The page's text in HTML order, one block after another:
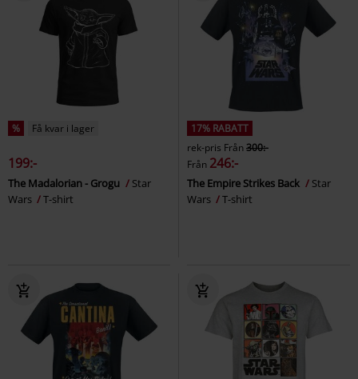
% Få kvar i lager
199:-
The Madalorian - Grogu
Star
Wars
T-shirt
17% RABATT
rek-pris Från300:-
Från 246:-
The Empire Strikes Back
Star
Wars
T-shirt